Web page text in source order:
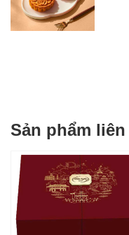
Sản phẩm